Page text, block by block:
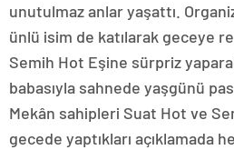
unutulmaz anlar yaşattı.
ünlü isim de katılarak geceye
Semih Hot Eşine sürpriz
babasıyla sahnede yaşgünü
Mekân sahipleri Suat Hot ve
gecede yaptıkları açıklamada